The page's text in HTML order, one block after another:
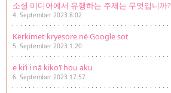
소셜 미디어에서 유행하는 주제는 무엇입니까?
4. September 2023 8:02
Kërkimet kryesore në Google sot
5. September 2023 1:20
e kiʻi i nā kikoʻī hou aku
6. September 2023 17:57